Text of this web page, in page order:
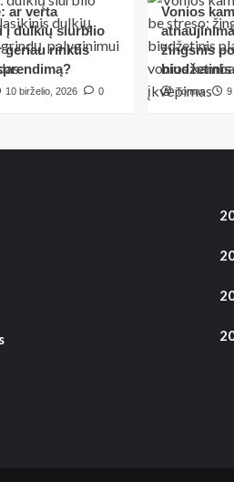
ar verta
į dulkių siurblio
geriau rinktis
10 birželio, 2026 0
Vonios
žingsnis
biudžetinis
Tomas 9